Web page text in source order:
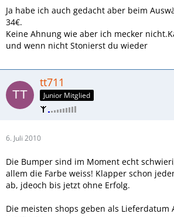
Ja habe ich auch gedacht aber beim
34€.
Keine Ahnung wie aber ich mecker
und wenn nicht Stonierst du wieder
tt711
Junior Mitglied
6. Juli 2010
Die Bumper sind im Moment echt
allem die Farbe weiss! Klapper schon
ab, jdeoch bis jetzt ohne Erfolg.
Die meisten shops geben als Lieferdatum